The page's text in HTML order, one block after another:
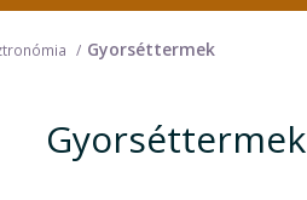
Gyorséttermek
Gyorséttermek